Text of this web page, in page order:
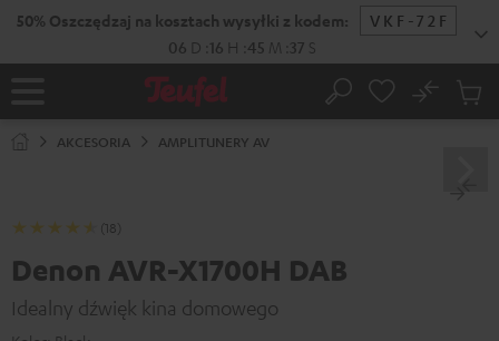
DO
50% Oszczędzaj na kosztach wysyłki z
Strona
Szukaj
No
AKCESORIA AMPLITUNERY AV
(18)
Denon AVR-X1700H DAB
Idealny dźwięk kina domowego